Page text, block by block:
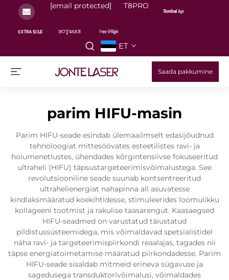
[email protected] T8PRO
ET
Saada pakkumine
parim HIFU-masin
Parim HIFU-seade esindab ülemaailmselt edasijõudnud
tehnoloogiat mittesöövates esteetilistes ravi- ja
hoiumenetlustes, ühendades kõrgintensiivse fokuseeritud
ultraheli (HIFU) täpsustargeteerimisvõimalustega. See
revolutsiooniline seade suunab kontsentreeritud
ultrahelienergiat nahapinna all asuvatesse
kindlaksmääratud koekihtidesse, stimuleerides loomulikku
kollageeni tootmist ja rakulise taasarengut. Kaasaegsed
HIFU-seadmed on varustatud täiustatud
pildistussüsteemidega, mis võimaldavad spetsialistidel
näha ravi- ja targeteerimispiirkondi reaalajas, tagades nii
täpse energiatoimetamise määratud piirkondadesse. Parim
HIFU-seade sisaldab mitmeid erineva sügavuse ja
sagedusega transduktorivõimalusi, võimaldades